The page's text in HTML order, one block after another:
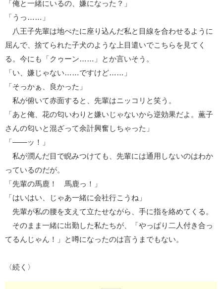
「俺と一緒にいるの、嫌になった？」
「うっ……」
八王子先輩は地べたに座り込んだ私と目線を合わせるように
屈んで、捨てられた子犬のような上目遣いでこちらを見てく
る。今にも「クゥーン……」とか言いそう。
「い、嫌じゃない……ですけど……」
「そっかぁ、良かった」
私が俯いて赤面すると、先輩はニッコリと笑う。
「あと俺、花の匂いわりと嫌いじゃないから逆効果だよ。薫子
さんの匂いと混ざって余計興奮しちゃった」
「――ッ！」
私が潤んだ目で睨みつけても、先輩には通用しないのはわか
っているのだが。
「先輩の馬鹿！ 馬鹿っ！」
「はいはい、じゃあ一緒に会社行こうね」
先輩が私の腰を支えて立たせながら、手に指を絡めてくる。
そのまま一緒に出勤した私たちが、「やっぱり二人付き合っ
てるんじゃん！」と噂になったのは言うまでもない。
〈続く〉